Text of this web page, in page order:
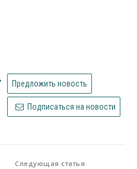
Предложить новость
Подписаться на новости
Следующая статья